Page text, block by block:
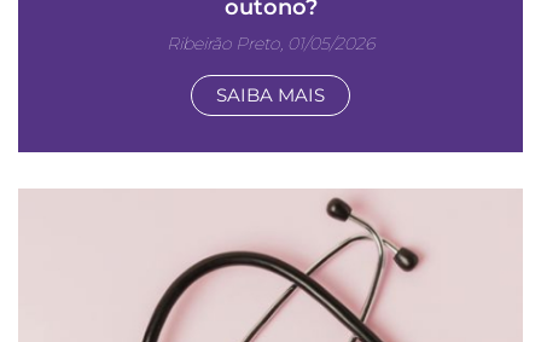
outono?
Ribeirão Preto, 01/05/2026
SAIBA MAIS